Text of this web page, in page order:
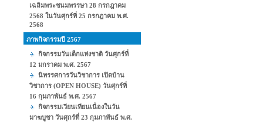
เฉลิมพระชนมพรรษา 28 กรกฎาคม
2568 ในวันศุกร์ที่ 25 กรกฎาคม พ.ศ.
2568
ภาพกิจกรรมปี 2567
กิจกรรมวันเด็กแห่งชาติ วันศุกร์ที่
12 มกราคม พ.ศ. 2567
นิทรรศการวันวิชาการ เปิดบ้าน
วิชาการ (OPEN HOUSE) วันศุกร์ที่
16 กุมภาพันธ์ พ.ศ. 2567
กิจกรรมเวียนเทียนเนื่องในวัน
มาฆบูชา วันศุกร์ที่ 23 กุมภาพันธ์ พ.ศ.